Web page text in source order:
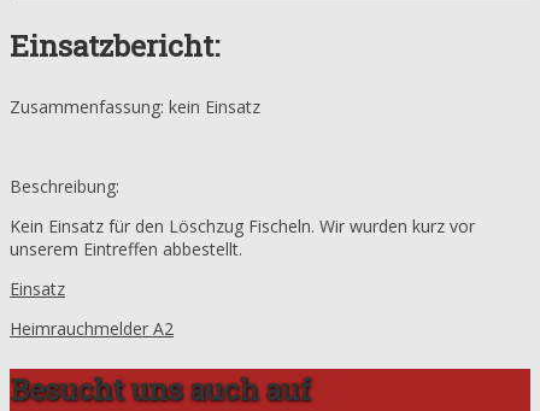
Einsatzbericht:
Zusammenfassung: kein Einsatz
Beschreibung:
Kein Einsatz für den Löschzug Fischeln. Wir wurden kurz vor
unserem Eintreffen abbestellt.
Einsatz
Heimrauchmelder A2
Besucht uns auch auf